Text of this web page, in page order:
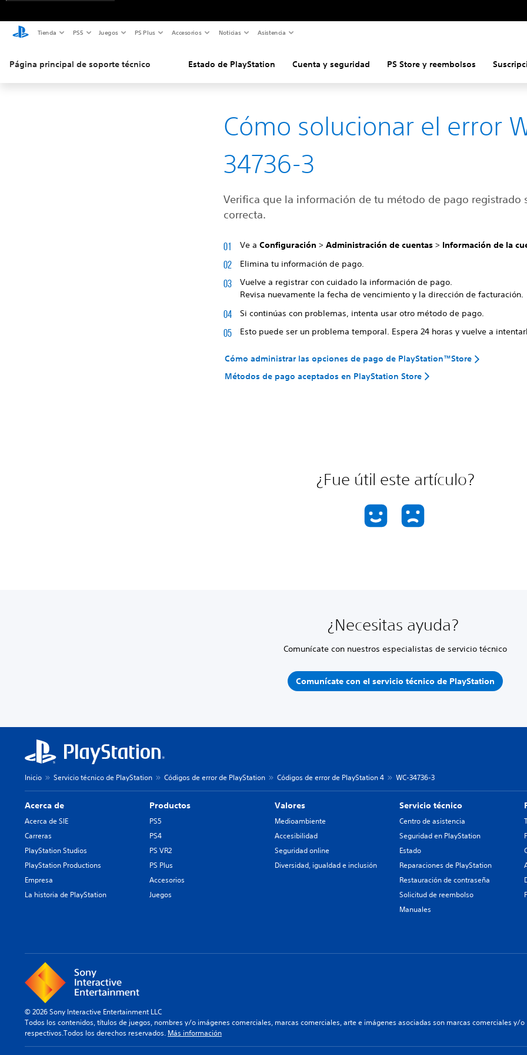
Tienda PS5 Juegos PS Plus Accesorios Noticias Asistencia
Página principal de soporte técnico Estado de PlayStation Cuenta y seguridad PS Store y reembolsos
Cómo solucionar el error
34736-3
Verifica que la información de tu método de pago registrado
correcta.
Ve aConfiguración>Administración de cuentas> Información de la
Elimina tu información de pago.
Vuelve a registrar con cuidado la información de pago.
Revisa nuevamente la fecha de vencimiento y la dirección de facturación.
Si continúas con problemas, intenta usar otro método de pago.
Esto puede ser un problema temporal. Espera 24 horas y vuelve a
Cómo administrar las opciones de pago de PlayStation™Store
Métodos de pago aceptados en PlayStation Store
¿Fue útil este artículo?
¿Necesitas ayuda?
Comunícate con nuestros especialistas de servicio técnico
Comunícate con el servicio técnico de PlayStation
Inicio Servicio técnico de PlayStation Códigos de error de PlayStation Códigos de error de PlayStation 4 WC-34736-3
Acerca de
Acerca de SIE
Carreras
PlayStation Studios
PlayStation Productions
Empresa
La historia de PlayStation
Productos
PS5
PS4
PS VR2
PS Plus
Accesorios
Juegos
Valores
Medioambiente
Accesibilidad
Seguridad online
Diversidad, igualdad e inclusión
Servicio técnico
Centro de asistencia
Seguridad en PlayStation
Estado
Reparaciones de PlayStation
Restauración de contraseña
Solicitud de reembolso
Manuales
© 2026 Sony Interactive Entertainment LLC
Todos los contenidos, títulos de juegos, nombres y/o imágenes comerciales, marcas comerciales, arte e imágenes asociadas son marcas comerciales y/
respectivos.Todos los derechos reservados. Más información